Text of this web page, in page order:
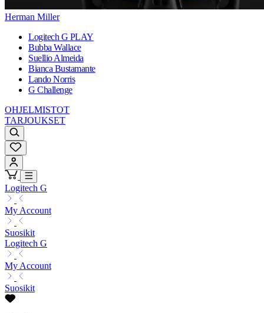
Herman Miller
Logitech G PLAY
Bubba Wallace
Suellio Almeida
Bianca Bustamante
Lando Norris
G Challenge
OHJELMISTOT
TARJOUKSET
Logitech G
My Account
Suosikit
Logitech G
My Account
Suosikit